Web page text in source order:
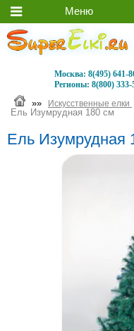
Москва: 8(495) 641-
Регионы: 8(800)
»» Искусственные елки
Ель Изумрудная 180 см
Ель Изумрудная